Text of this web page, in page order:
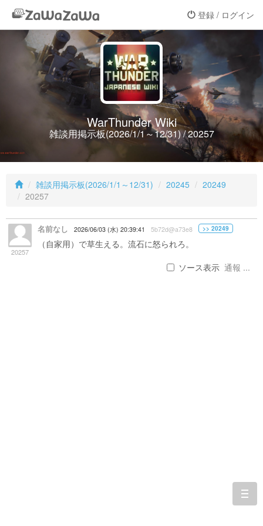
登録 / ログイン
WarThunder Wiki
雑談用掲示板(2026/1/1～12/31) / 20257
雑談用掲示板(2026/1/1～12/31) 20245
20249
20257
20257
名前なし 2026/06/03 (水) 20:39:41 5b72d@a73e8 >> 20249
（自家用）で草生える。流石に怒られろ。
ソース表示 通報 ...